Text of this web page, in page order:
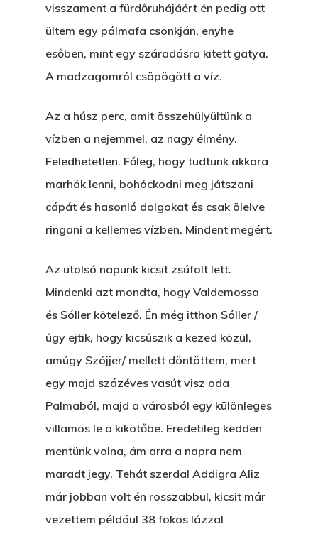
visszament a fürdőruhájáért én pedig ott
ültem egy pálmafa csonkján, enyhe
esőben, mint egy száradásra kitett gatya.
A madzagomról csöpögött a víz.
Az a húsz perc, amit összehülyültünk a
vízben a nejemmel, az nagy élmény.
Feledhetetlen. Főleg, hogy tudtunk akkora
marhák lenni, bohóckodni meg játszani
cápát és hasonló dolgokat és csak ölelve
ringani a kellemes vízben. Mindent megért.
Az utolsó napunk kicsit zsúfolt lett.
Mindenki azt mondta, hogy Valdemossa
és Sóller kötelező. Én még itthon Sóller /
úgy ejtik, hogy kicsúszik a kezed közül,
amúgy Szójjer/ mellett döntöttem, mert
egy majd százéves vasút visz oda
Palmaból, majd a városból egy különleges
villamos le a kikötőbe. Eredetileg kedden
mentünk volna, ám arra a napra nem
maradt jegy. Tehát szerda! Addigra Aliz
már jobban volt én rosszabbul, kicsit már
vezettem például 38 fokos lázzal